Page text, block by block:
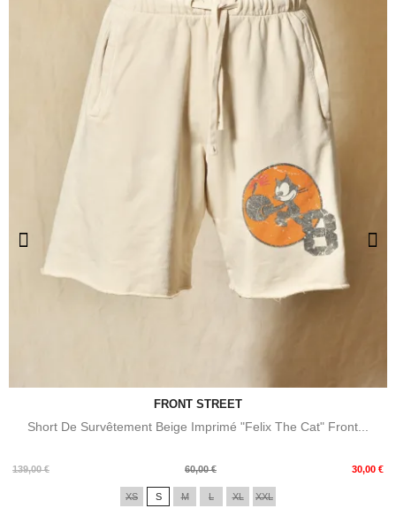
FRONT STREET
Short De Survêtement Beige Imprimé "Felix The Cat" Front...
139,00 €
Prix
60,00 € 30,00 €
Prix
XS S M L XL XXL